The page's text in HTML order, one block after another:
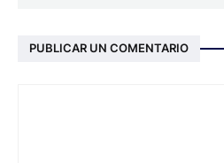
PUBLICAR UN COMENTARIO